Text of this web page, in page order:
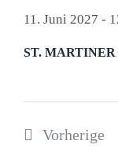
ST. MARTINER
11. Juni 2027 -
Vorherige